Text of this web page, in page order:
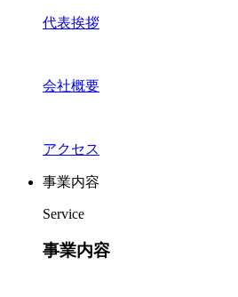
代表挨拶
会社概要
アクセス
事業内容
Service
事業内容